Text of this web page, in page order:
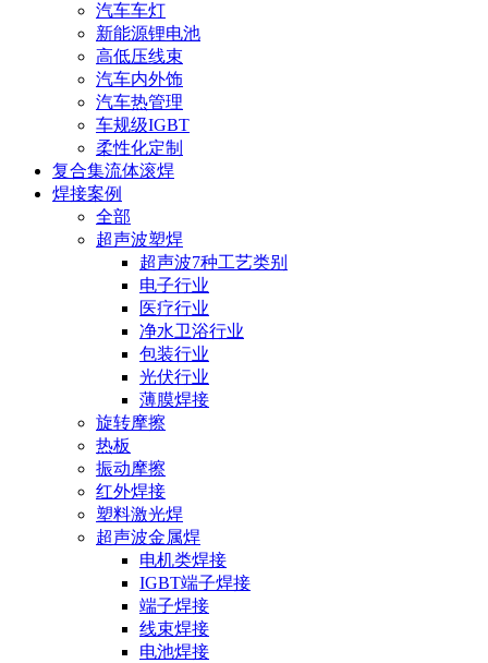
汽车车灯
新能源锂电池
高低压线束
汽车内外饰
汽车热管理
车规级IGBT
柔性化定制
复合集流体滚焊
焊接案例
全部
超声波塑焊
超声波7种工艺类别
电子行业
医疗行业
净水卫浴行业
包装行业
光伏行业
薄膜焊接
旋转摩擦
热板
振动摩擦
红外焊接
塑料激光焊
超声波金属焊
电机类焊接
IGBT端子焊接
端子焊接
线束焊接
电池焊接